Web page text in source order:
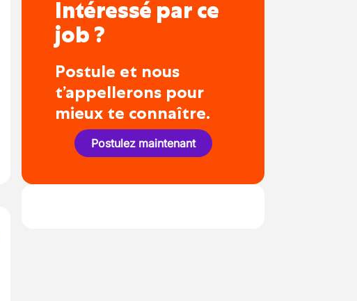
Intéressé par ce
job ?
Postule et nous
t’appellerons pour
mieux te connaître.
Postulez maintenant